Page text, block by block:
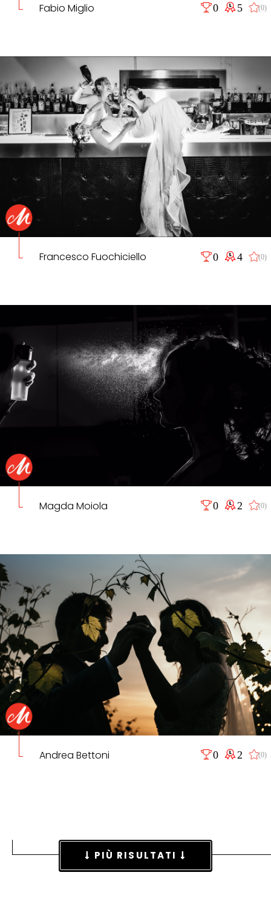
Fabio Miglio 0 5 (0)
Francesco Fuochiciello 0 4 (0)
Magda Moiola 0 2 (0)
Andrea Bettoni 0 2 (0)
PIÙ RISULTATI